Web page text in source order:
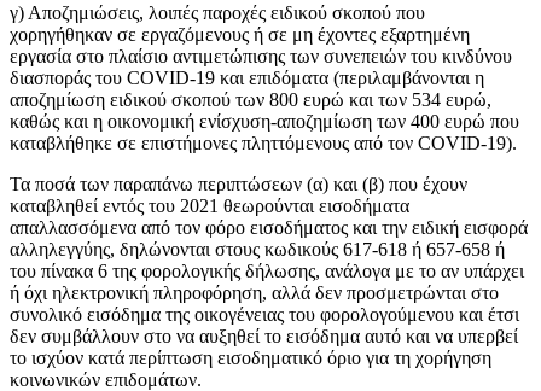
γ) Αποζημιώσεις, λοιπές παροχές ειδικού σκοπού που
χορηγήθηκαν σε εργαζόμενους ή σε μη έχοντες εξαρτημένη
εργασία στο πλαίσιο αντιμετώπισης των συνεπειών του κινδύνου
διασποράς του COVID-19 και επιδόματα (περιλαμβάνονται η
αποζημίωση ειδικού σκοπού των 800 ευρώ και των 534 ευρώ,
καθώς και η οικονομική ενίσχυση-αποζημίωση των 400 ευρώ που
καταβλήθηκε σε επιστήμονες πληττόμενους από τον COVID-19).
Τα ποσά των παραπάνω περιπτώσεων (α) και (β) που έχουν
καταβληθεί εντός του 2021 θεωρούνται εισοδήματα
απαλλασσόμενα από τον φόρο εισοδήματος και την ειδική εισφορά
αλληλεγγύης, δηλώνονται στους κωδικούς 617-618 ή 657-658 ή
του πίνακα 6 της φορολογικής δήλωσης, ανάλογα με το αν υπάρχει
ή όχι ηλεκτρονική πληροφόρηση, αλλά δεν προσμετρώνται στο
συνολικό εισόδημα της οικογένειας του φορολογούμενου και έτσι
δεν συμβάλλουν στο να αυξηθεί το εισόδημα αυτό και να υπερβεί
το ισχύον κατά περίπτωση εισοδηματικό όριο για τη χορήγηση
κοινωνικών επιδομάτων.